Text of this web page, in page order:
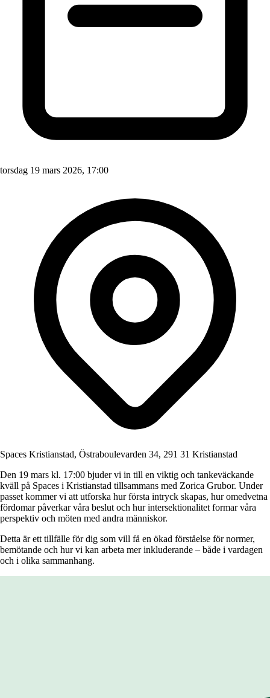
torsdag 19 mars 2026, 17:00
Spaces Kristianstad, Östraboulevarden 34, 291 31 Kristianstad
Den 19 mars kl. 17:00 bjuder vi in till en viktig och tankeväckande
kväll på Spaces i Kristianstad tillsammans med Zorica Grubor. Under
passet kommer vi att utforska hur första intryck skapas, hur omedvetna
fördomar påverkar våra beslut och hur intersektionalitet formar våra
perspektiv och möten med andra människor.
Detta är ett tillfälle för dig som vill få en ökad förståelse för normer,
bemötande och hur vi kan arbeta mer inkluderande – både i vardagen
och i olika sammanhang.